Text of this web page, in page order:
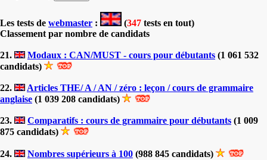
Les tests de webmaster : (347 tests en tout)
Classement par nombre de candidats
21. Modaux : CAN/MUST - cours pour débutants (1 061 532
candidats)
22.
Articles THE/ A / AN / zéro : leçon / cours de grammaire
anglaise (1 039 208 candidats)
23. Comparatifs : cours de grammaire pour débutants (1 009
875 candidats)
24. Nombres supérieurs à 100 (988 845 candidats)